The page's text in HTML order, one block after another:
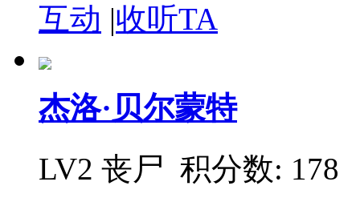
互动 |收听TA
杰洛·贝尔蒙特
LV2 丧尸 积分数: 178